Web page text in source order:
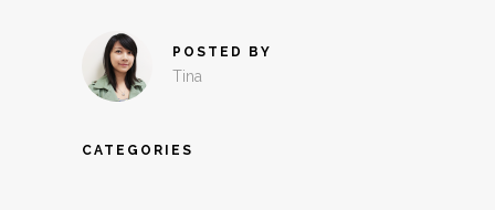
POSTED BY
Tina
CATEGORIES